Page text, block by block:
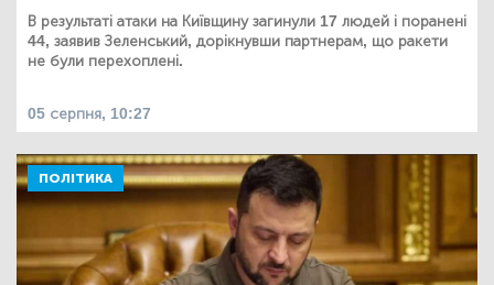
В результаті атаки на Київщину загинули 17 людей і поранені
44, заявив Зеленський, дорікнувши партнерам, що ракети
не були перехоплені.
05 серпня, 10:27
ПОЛІТИКА